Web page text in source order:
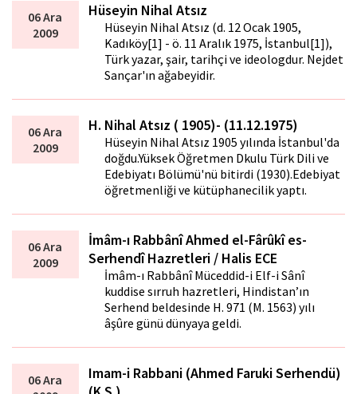
06 Ara
2009
Hüseyin Nihal Atsız
Hüseyin Nihal Atsız (d. 12 Ocak 1905,
Kadıköy[1] - ö. 11 Aralık 1975, İstanbul[1]),
Türk yazar, şair, tarihçi ve ideologdur. Nejdet
Sançar'ın ağabeyidir.
06 Ara
2009
H. Nihal Atsız ( 1905)- (11.12.1975)
Hüseyin Nihal Atsız 1905 yılında İstanbul'da
doğdu.Yüksek Öğretmen Dkulu Türk Dili ve
Edebiyatı Bölümü'nü bitirdi (1930).Edebiyat
öğretmenliği ve kütüphanecilik yaptı.
06 Ara
2009
İmâm-ı Rabbânî Ahmed el-Fârûkî es-
Serhendî Hazretleri / Halis ECE
İmâm-ı Rabbânî Müceddid-i Elf-i Sânî
kuddise sırruh hazretleri, Hindistan’ın
Serhend beldesinde H. 971 (M. 1563) yılı
âşûre günü dünyaya geldi.
06 Ara
Imam-i Rabbani (Ahmed Faruki Serhendü)